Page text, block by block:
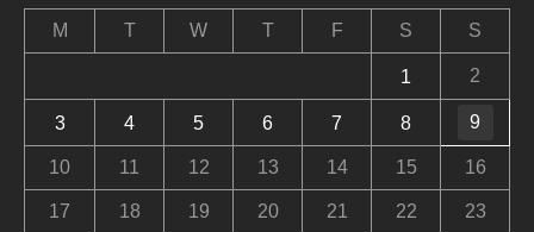
M T W T F S S
1 2
3 4 5 6 7 8 9
10 11 12 13 14 15 16
17 18 19 20 21 22 23